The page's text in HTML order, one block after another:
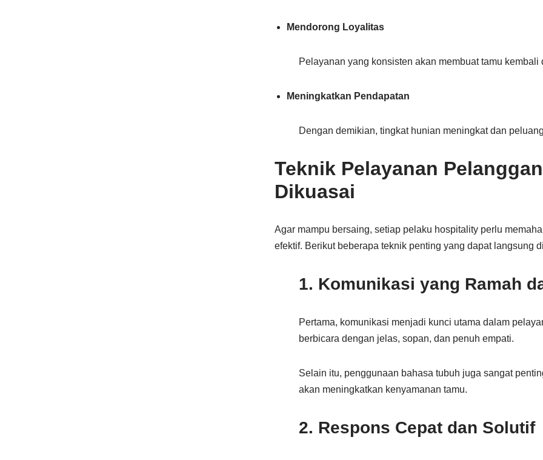
Mendorong Loyalitas
Pelayanan yang konsisten akan membuat tamu
Meningkatkan Pendapatan
Dengan demikian, tingkat hunian meningkat dan
Teknik Pelayanan
Dikuasai
Agar mampu bersaing, setiap pelaku hospitality perlu
efektif. Berikut beberapa teknik penting yang dapat langsung
1. Komunikasi yang Ramah
Pertama, komunikasi menjadi kunci utama dalam
berbicara dengan jelas, sopan, dan penuh empati.
Selain itu, penggunaan bahasa tubuh juga sangat
akan meningkatkan kenyamanan tamu.
2. Respons Cepat dan Solutif